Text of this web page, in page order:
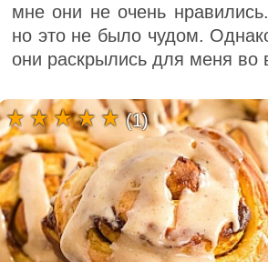
мне они не очень
но это не было чудом.
они раскрылись для меня во
(1)